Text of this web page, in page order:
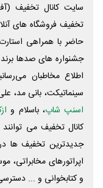
سایت کانال تخفیف
تخفیف فروشگاه های
حاضر با همراهی
جشنواره های صدها برند
اطلاع مخاطبان
سینماتیکت، بانی مد، علی‌
اسنپ شاپ، باسلام و
کانال تخفیف می
جدیدترین تخفیف ها
اپراتورهای
و کتابخوانی و ...